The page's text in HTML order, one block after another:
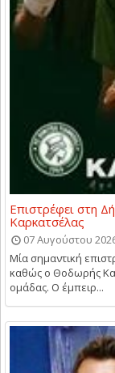
Επιστρέφει στη
Καρκατσέλας
07 Αυγούστου
Μία σημαντική
καθώς ο Θοδωρής
ομάδας. Ο έμπειρ...